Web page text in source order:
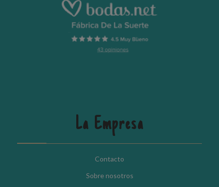
La Empresa
Contacto
Sobre nosotros